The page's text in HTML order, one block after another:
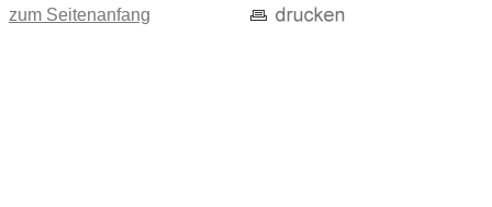
zum Seitenanfang